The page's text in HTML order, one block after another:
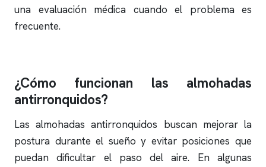
una evaluación médica cuando el problema es
frecuente.
¿Cómo funcionan las almohadas
antirronquidos?
Las almohadas antirronquidos buscan mejorar la
postura durante el sueño y evitar posiciones que
puedan dificultar el paso del aire. En algunas